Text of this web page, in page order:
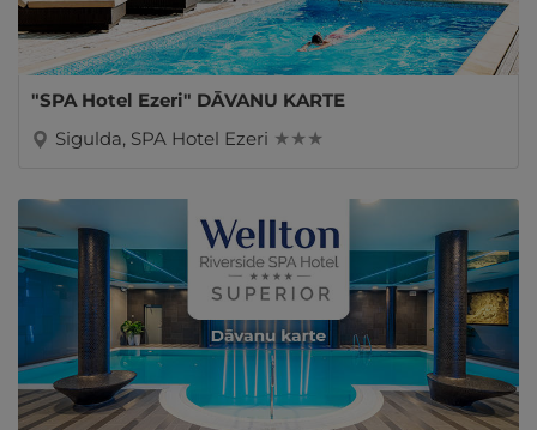
"SPA Hotel Ezeri" DĀVANU KARTE
Sigulda, SPA Hotel Ezeri ★ ★ ★